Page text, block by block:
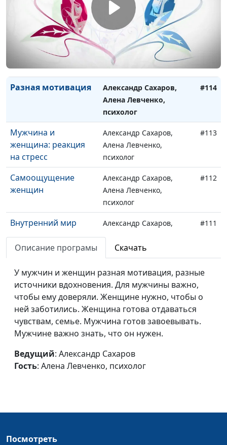
понимать друг
психолог
Как понять
женщину?
Александр Сахаров,
Алена Левченко,
психолог
Разная мотивация
Александр Сахаров,
Алена Левченко,
психолог
#114
Мужчина и
женщина: реакция
на стресс
Александр Сахаров,
Алена Левченко,
психолог
#113
Самоощущение
женщин
Александр Сахаров,
Алена Левченко,
психолог
#112
Внутренний мир
мужчины
Александр Сахаров,
Алена Левченко,
психолог
#111
Одиночество
Комарницкий,
психофизиолог
Неудовлетворение в
браке (вторая часть)
Юлия Синицына, Сергей
Комарницкий,
психофизиолог
Неудовлетворение в
браке (первая часть)
Юлия Синицына, Сергей
Комарницкий,
отношения
Комарницкий,
Описание програмы Скачать
У мужчин и женщин разная мотивация, разные
источники вдохновения. Для мужчины важно,
чтобы ему доверяли. Женщине нужно, чтобы о
ней заботились. Женщина готова отдаваться
чувствам, семье. Мужчина готов завоевывать.
Мужчине важно знать, что он нужен.
Ведущий: Александр Сахаров
Гость: Алена Левченко, психолог
Посмотреть